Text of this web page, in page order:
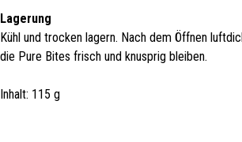
Lagerung
Kühl und trocken lagern. Nach dem Öffnen
die Pure Bites frisch und knusprig bleiben.
Inhalt: 115 g